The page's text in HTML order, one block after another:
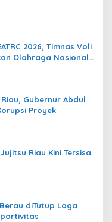
2026, Timnas Voli
Olahraga Nasional
Gubernur Abdul
Proyek
Riau Kini Tersisa
diTutup Laga